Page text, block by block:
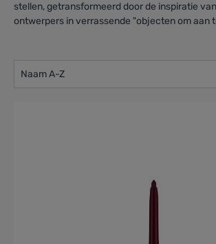
stellen, getransformeerd door de inspiratie
ontwerpers in verrassende "objecten om aan